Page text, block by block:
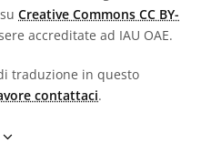
Creative Commons CC BY-
accreditate ad IAU OAE.
traduzione in questo
contattaci.